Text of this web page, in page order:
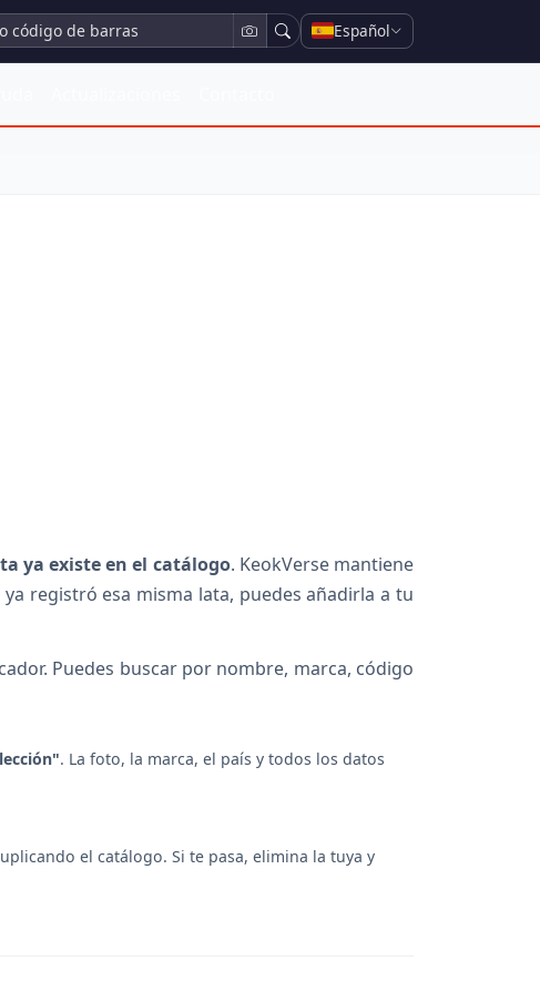
Español
ya existe en el catálogo. KeokVerse mantiene
registró esa misma lata, puedes añadirla a tu
Puedes buscar por nombre, marca, código
. La foto, la marca, el país y todos los datos
el catálogo. Si te pasa, elimina la tuya y